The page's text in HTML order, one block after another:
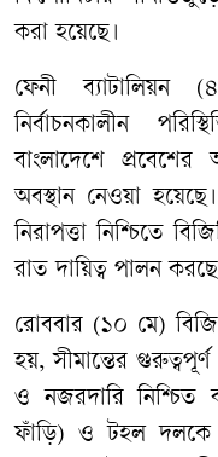
করা হয়েছে।
ফেনী ব্যাটালিয়ন
নির্বাচনকালীন
বাংলাদেশে
অবস্থান নেওয়া
নিরাপত্তা নিশ্চিতে
রাত দায়িত্ব পালন
রোববার (১০ মে)
হয়, সীমান্তের
ও নজরদারি নিশ্চিত
ফাঁড়ি) ও টহল দলকে